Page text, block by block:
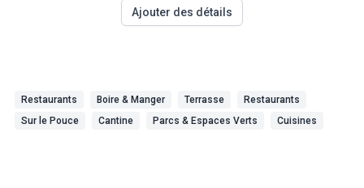
Ajouter des détails
Restaurants Boire & Manger Terrasse
Restaurants
Sur le Pouce
Cantine Parcs & Espaces Verts Cuisines